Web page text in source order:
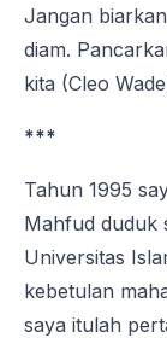
Jangan
diam.
kita (Cleo
***
Tahun 1995
Mahfud duduk
Universitas
kebetulan
saya itulah